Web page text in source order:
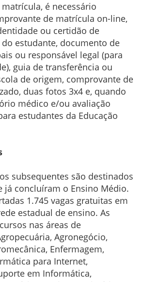
é necessário
de matrícula on-line,
ou certidão de
do estudante, documento de
ou responsável legal (para
guia de transferência ou
de origem, comprovante de
duas fotos 3x4 e, quando
médico e/ou avaliação
estudantes da Educação
subsequentes são destinados
já concluíram o Ensino Médio.
1.745 vagas gratuitas em
estadual de ensino. As
nas áreas de
Agronegócio,
Enfermagem,
para Internet,
em Informática,